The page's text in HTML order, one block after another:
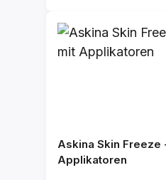
Askina Skin Freeze
Applikatoren